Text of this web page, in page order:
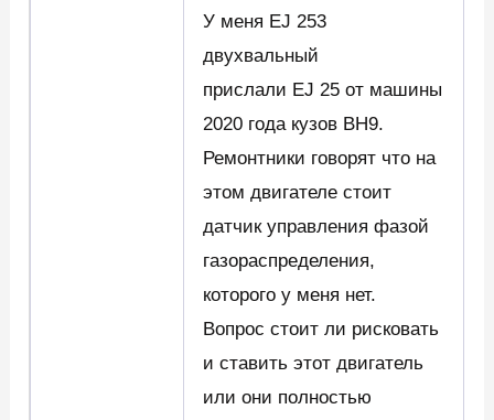
У меня EJ 253
двухвальный
прислали EJ 25 от машины
2020 года кузов BH9.
Ремонтники говорят что на
этом двигателе стоит
датчик управления фазой
газораспределения,
которого у меня нет.
Вопрос стоит ли рисковать
и ставить этот двигатель
или они полностью